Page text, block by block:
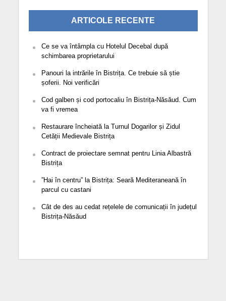
ARTICOLE RECENTE
Ce se va întâmpla cu Hotelul Decebal după
schimbarea proprietarului
Panouri la intrările în Bistrița. Ce trebuie să știe
șoferii. Noi verificări
Cod galben și cod portocaliu în Bistrița-Năsăud. Cum
va fi vremea
Restaurare încheiată la Turnul Dogarilor și Zidul
Cetății Medievale Bistrița
Contract de proiectare semnat pentru Linia Albastră
Bistrița
”Hai în centru” la Bistrița: Seară Mediteraneană în
parcul cu castani
Cât de des au cedat rețelele de comunicații în județul
Bistrița-Năsăud